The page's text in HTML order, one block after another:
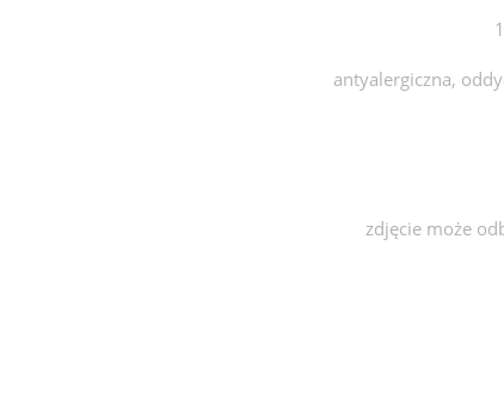
antyalergiczna,
zdjęcie może